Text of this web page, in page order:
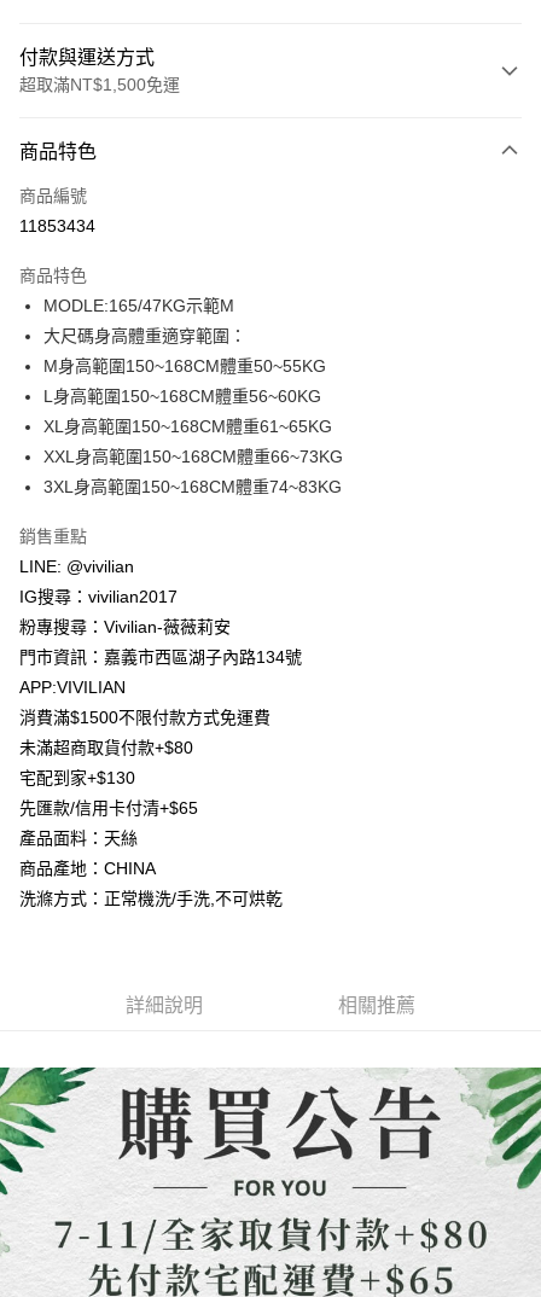
付款與運送方式
超取滿NT$1,500免運
信用卡一次付款
信用卡分期付款
合作金庫商業銀行
華南商業銀行
上海商業儲蓄銀行
國泰世華商業銀行
兆豐國際商業銀行
臺灣中小企業銀行
台中商業銀行
匯豐（台灣）商業銀行
聯邦商業銀行
元大商業銀行
永豐商業銀行
玉山商業銀行
星展（台灣）商業銀行
台灣樂天信用卡公司
LINE Pay
Apple Pay
街口支付
相關說明
【大哥付你分期使用說明】
1.本服務由台灣大哥大提供，台灣大哥大用戶可立即使用無須另外申請。
2.付款方式選擇「大哥付你分期」，訂單成立後會自動跳轉到大哥付的交易
流程，驗證手機門號後，選擇欲分期的期數、繳款截止日，確認付款後即完
成交易。
3.實際核准額度、可分期數及費用金額請依後續交易確認頁面所載為準。
4.訂單成立30分鐘內，如未前往確認交易或遇審核未通過，訂單將自動取
消。如遇「轉專審核」未通過狀況，表示未達大哥付你分期系統評分，恕無
法說明評估內容。
【繳款方式說明】
醒簡訊。
2.透過簡訊連結打開帳單後，可選擇「超商條碼／台灣大直營門市／銀行轉
帳／街口支付／iPASS MONEY」等通路繳費。
【注意事項】
資料（包含姓名、電話或地址）提供予台灣大哥大進項蒐集、處理及利用，
AFTEE先享後付
相關說明
【關於「AFTEE先享後付」】
便利好安心！
１．簡單：不需註冊會員、不需綁卡、不需儲值。
２．便利：只要手機號碼，簡訊認證，即可結帳。
３．安心：先確認商品／服務後，再付款。
【「AFTEE先享後付」結帳流程】
結帳頁面，進行簡訊認證並確認金額後，即可完成結帳。
２．訂單成立數日內，您將收到繳費通知簡訊。
３．收到繳費通知簡訊後14天內，點擊此簡訊中的連結，可透過四大超商／
ATM／網路銀行／等多元方式進行付款，方視為交易完成。
※ 交易是否成功請以「AFTEE先享後付 」之結帳頁面顯示為準，若有關於
是否繳費成功／繳費後需取消欲退款等相關疑問，請聯繫「AFTEE先享後付
【注意事項】
１．透過由恩沛科技股份有限公司提供之「AFTEE先享後付」服務完成之交
易，需依本服務之必要範圍內提供個人資料，並將交易相關給付款項請求債
權轉讓予恩沛科技股份有限公司。
２．關於個人資料處理事宜，請瀏覽以下網址：
https://aftee.tw/terms/#terms3
３．未成年的使用者請事先徵得法定代理人或監護人之同意方可使用
「AFTEE先享後付」，若未經同意申辦者引起之損失，本公司不負相關責
４．使用「AFTEE先享後付」時，將依據個別帳號之用戶狀況，依本公司即
ATM付款
貨到付款
運送方式
全家取貨付款
每筆NT$80，滿NT$1,500(含以上)免運費
7-11取貨付款
每筆NT$65，滿NT$1,500(含以上)免運費
每筆NT$130，滿NT$1,500(含以上)免運費
海外配送 查看運費
商品特色
商品編號
11853434
商品特色
MODLE:165/47KG示範M
大尺碼身高體重適穿範圍：
M身高範圍150~168CM體重50~55KG
L身高範圍150~168CM體重56~60KG
XL身高範圍150~168CM體重61~65KG
XXL身高範圍150~168CM體重66~73KG
3XL身高範圍150~168CM體重74~83KG
銷售重點
LINE: @vivilian
IG搜尋：vivilian2017
粉專搜尋：Vivilian-薇薇莉安
門市資訊：嘉義市西區湖子內路134號
APP:VIVILIAN
消費滿$1500不限付款方式免運費
未滿超商取貨付款+$80
宅配到家+$130
先匯款/信用卡付清+$65
產品面料：天絲
商品產地：CHINA
洗滌方式：正常機洗/手洗,不可烘乾
詳細說明 相關推薦